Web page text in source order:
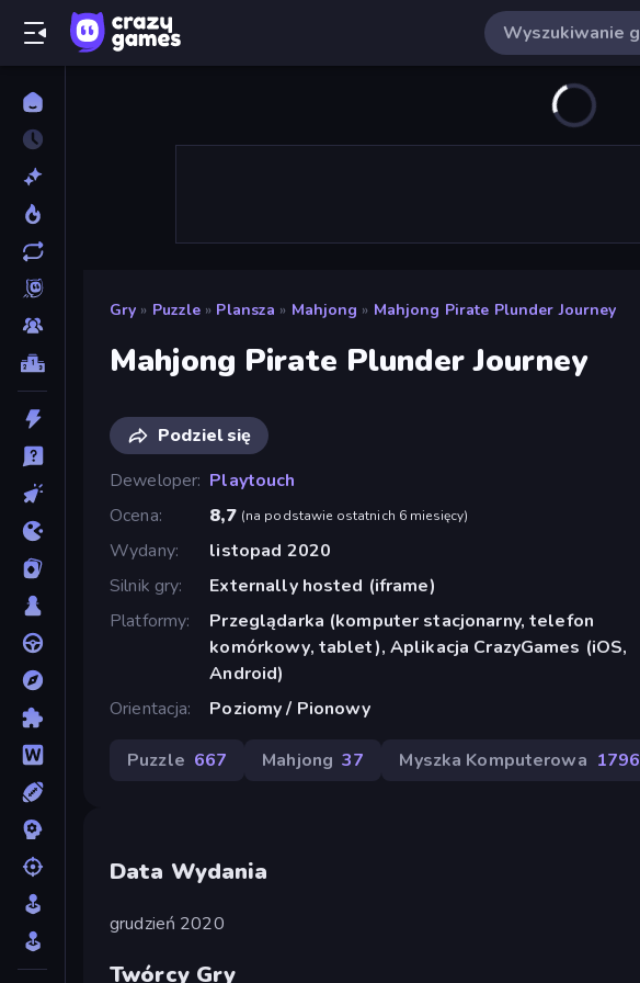
Gry » Puzzle » Plansza » Mahjong » Mahjong Pirate Plunder Journey
Mahjong Pirate Plunder Journey
Podziel się
Deweloper Playtouch
Ocena
8,7 (na podstawie ostatnich 6 miesięcy)
Wydany
listopad 2020
Silnik gry
Externally hosted (iframe)
Platformy
Przeglądarka (komputer stacjonarny, telefon
komórkowy, tablet), Aplikacja CrazyGames (iOS,
Android)
Orientacja
Poziomy / Pionowy
Puzzle 667 Mahjong 37 Myszka Komputerowa 1796
Data Wydania
grudzień 2020
Twórcy Gry